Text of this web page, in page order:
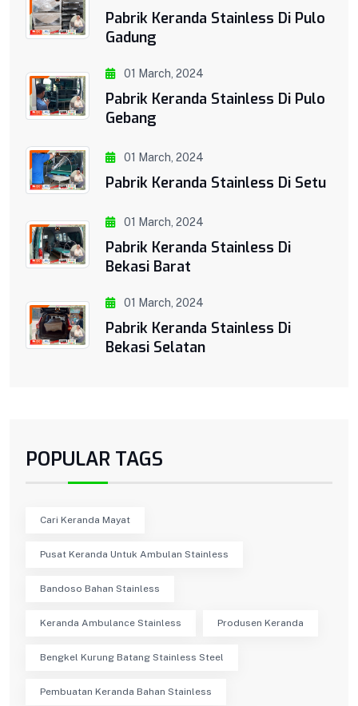
Pabrik Keranda Stainless Di Pulo
Gadung
01 March, 2024
Pabrik Keranda Stainless Di Pulo
Gebang
01 March, 2024
Pabrik Keranda Stainless Di Setu
01 March, 2024
Pabrik Keranda Stainless Di
Bekasi Barat
01 March, 2024
Pabrik Keranda Stainless Di
Bekasi Selatan
POPULAR TAGS
Cari Keranda Mayat
Pusat Keranda Untuk Ambulan Stainless
Bandoso Bahan Stainless
Keranda Ambulance Stainless Produsen Keranda
Bengkel Kurung Batang Stainless Steel
Pembuatan Keranda Bahan Stainless